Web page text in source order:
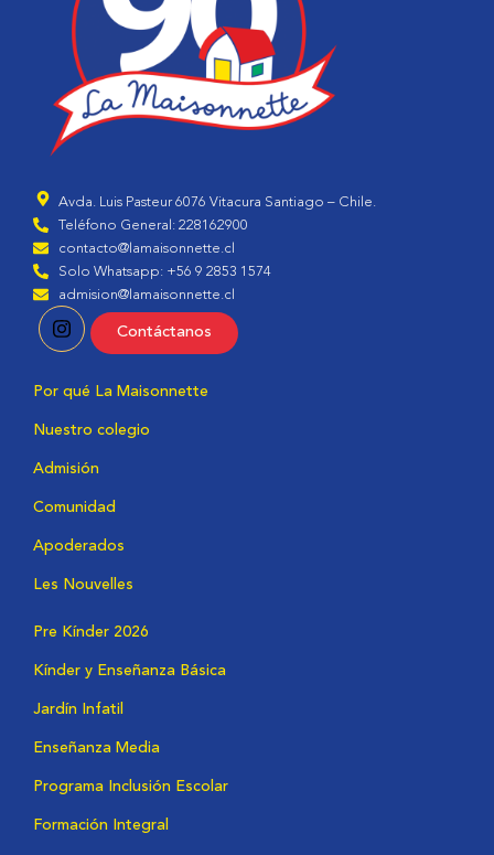
Avda. Luis Pasteur 6076 Vitacura Santiago – Chile.
Teléfono General: 228162900
contacto@lamaisonnette.cl
Solo Whatsapp: +56 9 2853 1574
admision@lamaisonnette.cl
Contáctanos
Por qué La Maisonnette
Nuestro colegio
Admisión
Comunidad
Apoderados
Les Nouvelles
Pre Kínder 2026
Kínder y Enseñanza Básica
Jardín Infatil
Enseñanza Media
Programa Inclusión Escolar
Formación Integral